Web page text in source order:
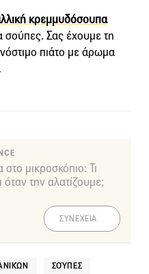
κρεμμυδόσουπα
σούπες. Σας έχουμε τη
πιάτο με άρωμα
στο μικροσκόπιο: Τι
όταν την αλατίζουμε;
ΣΥΝΕΧΕΙΑ
ΣΟΎΠΕΣ